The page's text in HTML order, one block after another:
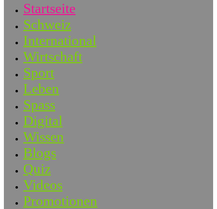
Startseite
Schweiz
International
Wirtschaft
Sport
Leben
Spass
Digital
Wissen
Blogs
Quiz
Videos
Promotionen